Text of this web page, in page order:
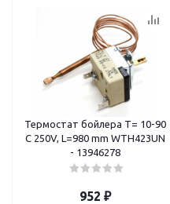
Термостат бойлера T= 10-90
C 250V, L=980 mm WTH423UN
- 13946278
952 ₽